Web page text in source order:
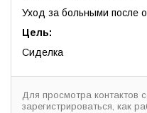
Уход за больными после
Цель:
Сиделка
Для просмотра контактов
зарегистрироваться, как